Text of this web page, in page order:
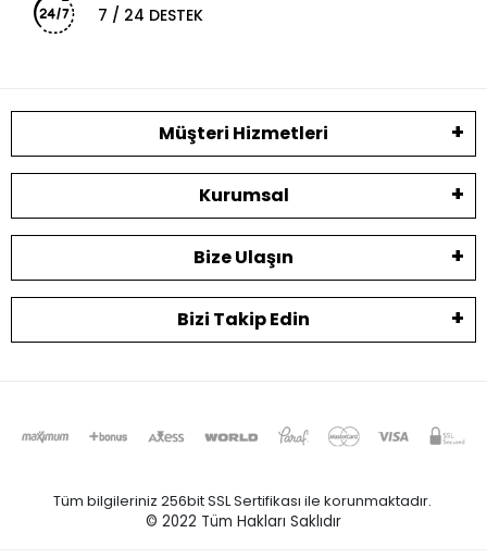
7 / 24 DESTEK
Müşteri Hizmetleri
Kurumsal
Bize Ulaşın
Bizi Takip Edin
Tüm bilgileriniz 256bit SSL Sertifikası ile korunmaktadır.
© 2022 Tüm Hakları Saklıdır